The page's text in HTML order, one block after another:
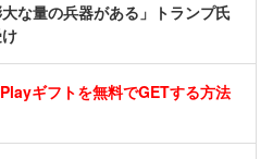
な量の兵器がある」トランプ氏
ギフトを無料でGETする方法